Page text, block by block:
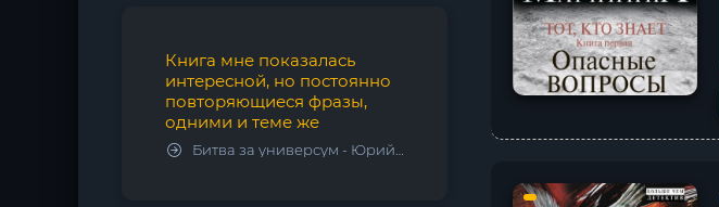
Книга мне показалась
интересной, но постоянно
повторяющиеся фразы,
одними и теме же
Битва за универсум - Юрий Тарарев, Александр Тарарев